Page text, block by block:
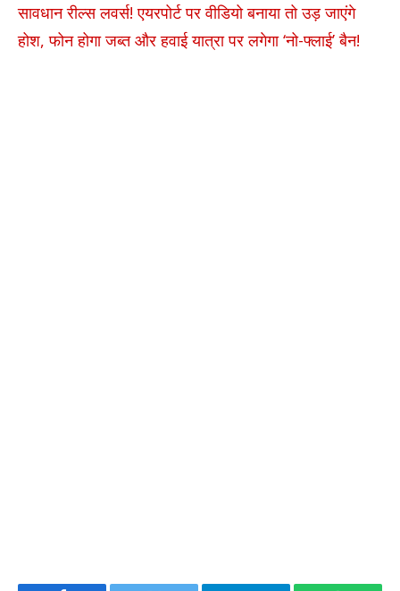
सावधान रील्स लवर्स! एयरपोर्ट पर वीडियो बनाया तो उड़ जाएंगे
होश, फोन होगा जब्त और हवाई यात्रा पर लगेगा ‘नो-फ्लाई’ बैन!